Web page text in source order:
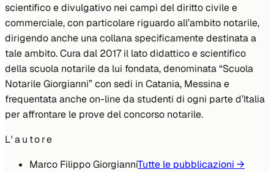
scientifico e divulgativo nei campi del diritto civile e
commerciale, con particolare riguardo all’ambito notarile,
dirigendo anche una collana specificamente destinata a
tale ambito. Cura dal 2017 il lato didattico e scientifico
della scuola notarile da lui fondata, denominata “Scuola
Notarile Giorgianni” con sedi in Catania, Messina e
frequentata anche on-line da studenti di ogni parte d’Italia
per affrontare le prove del concorso notarile.
L'autore
Marco Filippo GiorgianniTutte le pubblicazioni →